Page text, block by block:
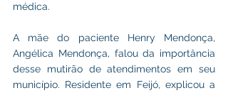
médica.
A mãe do paciente Henry Mendonça,
Angélica Mendonça, falou da importância
desse mutirão de atendimentos em seu
município. Residente em Feijó, explicou a